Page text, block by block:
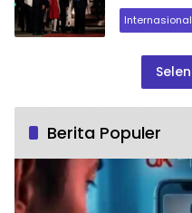
Internasional
Berita Populer